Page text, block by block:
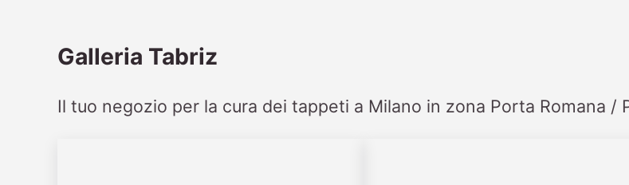
Galleria Tabriz
Il tuo negozio per la cura dei tappeti a Milano in zona Porta Romana /